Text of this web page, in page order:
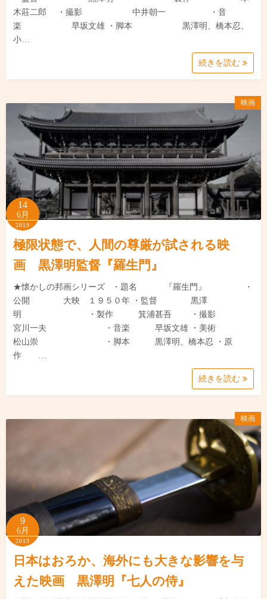
木莊二郎 ・撮影 中井朝一 ・音
楽 早坂文雄 ・脚本 黒澤明、橋本忍、
小…
続きを読む
映画
14
6月
2019
極限状態で、人間の尊厳が試される映
画 黒澤明監督『羅生門』
★懐かしの邦画シリーズ ・題名 『羅生門』 ・
公開 大映 １９５０年 ・監督 黒澤
明 ・製作 箕浦甚吾 ・撮影
宮川一夫 ・音楽 早坂文雄 ・美術
松山崇 ・脚本 黒澤明、橋本忍 ・原
作 …
続きを読む
映画
9
6月
2019
日本はおろか、海外にも大きな影響を与
えた映画 黒澤明『七人の侍』